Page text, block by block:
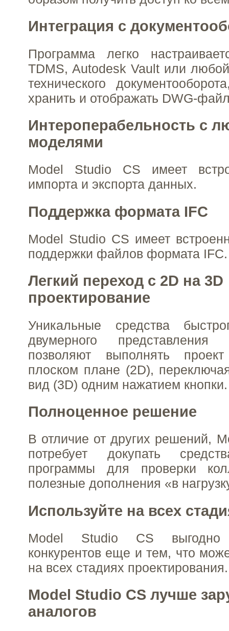
Интеграция с
Программа легко
TDMS, Autodesk Vault или
технического
хранить и отображать DWG-
Интероперабельность с
моделями
Model Studio CS имеет
импорта и экспорта данных.
Поддержка формата IFC
Model Studio CS имеет
поддержки файлов формата IFC.
Легкий переход с 2D на 3D
проектирование
Уникальные средства
двумерного
позволяют выполнять
плоском плане (2D),
вид (3D) одним нажатием кнопки.
Полноценное решение
В отличие от других решений,
потребует докупать
программы для проверки
полезные дополнения «в
Используйте на всех
Model Studio CS выгодно
конкурентов еще и тем, что
на всех стадиях проектирования.
Model Studio CS лучше
аналогов